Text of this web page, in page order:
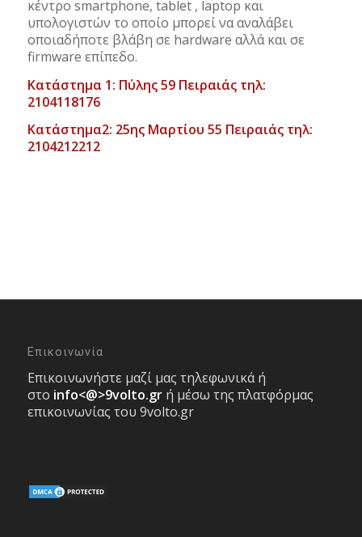
κέντρο smartphone, tablet , laptop και
υπολογιστών το οποίο μπορεί να αναλάβει
οποιαδήποτε βλάβη σε hardware αλλά και σε
firmware επίπεδο.
Κατάστημα 1: Πύλης 59 Πειραιάς τηλ:
2104118176
Κατάστημα2: 25ης Μαρτίου 55 Πειραιάς τηλ:
2104212212
Επικοινωνία
Επικοινωνήστε μαζί μας τηλεφωνικά ή
στο info<@>9volto.gr ή μέσω της πλατφόρμας
επικοινωνίας του 9volto.gr